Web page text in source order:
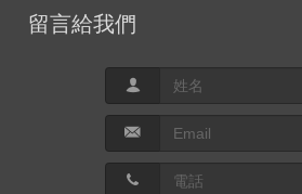
留言給我們